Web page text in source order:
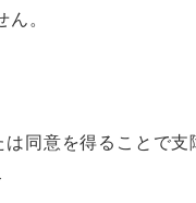
。
同意を得ることで支